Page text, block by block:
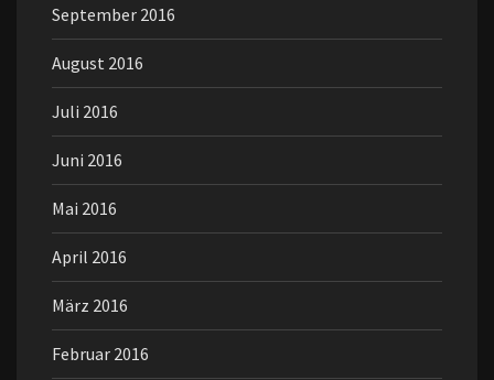
September 2016
August 2016
Juli 2016
Juni 2016
Mai 2016
April 2016
März 2016
Februar 2016